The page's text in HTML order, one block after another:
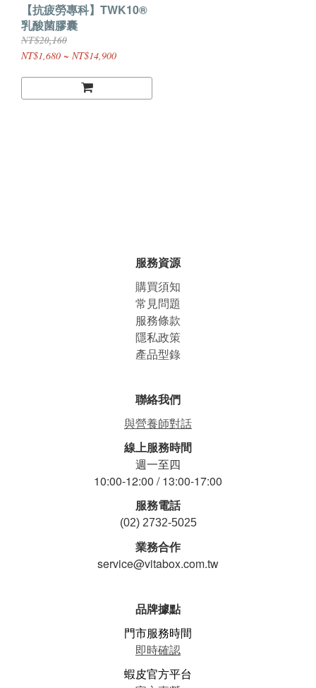
【抗疲勞專科】TWK10®
乳酸菌膠囊
NT$20,160
NT$1,680 ~ NT$14,900
服務資源
購買須知
常見問題
服務條款
隱私政策
產品型錄
聯絡我們
與營養師對話
線上服務時間
週一至四
10:00-12:00 / 13:00-17:00
服務電話
(02) 2732-5025
業務合作
service@vitabox.com.tw
品牌據點
門市服務時間
即時確認
蝦皮官方平台